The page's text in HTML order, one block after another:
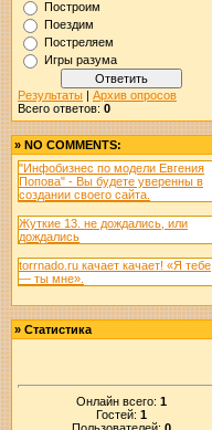
Построим
Поездим
Постреляем
Игры разума
Результаты| Архив опросов
Всего ответов: 0
» NO COMMENTS:
"Инфобизнес по модели Евгения
Попова" - Вы будете уверенны в
создании своего сайта.
Жуткие 13. не дождались, или
дождались
torrnado.ru качает качает! «Я тебе
— ты мне».
» Статистика
Онлайн всего: 1
Гостей: 1